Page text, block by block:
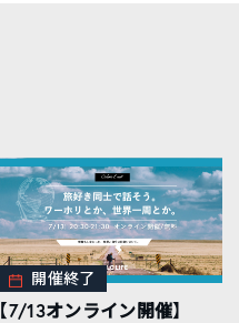
開催終了
【7/13オンライン開催】